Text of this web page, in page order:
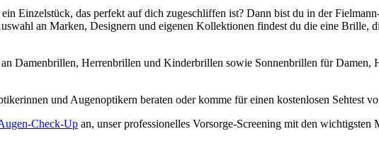
Einzelstück, das perfekt auf dich zugeschliffen ist? Dann bist du in der
an Marken, Designern und eigenen Kollektionen findest du die eine Brille,
Damenbrillen, Herrenbrillen und Kinderbrillen sowie Sonnenbrillen für
und Augenoptikern beraten oder komme für einen kostenlosen Sehtest
Check-Up an, unser professionelles Vorsorge-Screening mit den